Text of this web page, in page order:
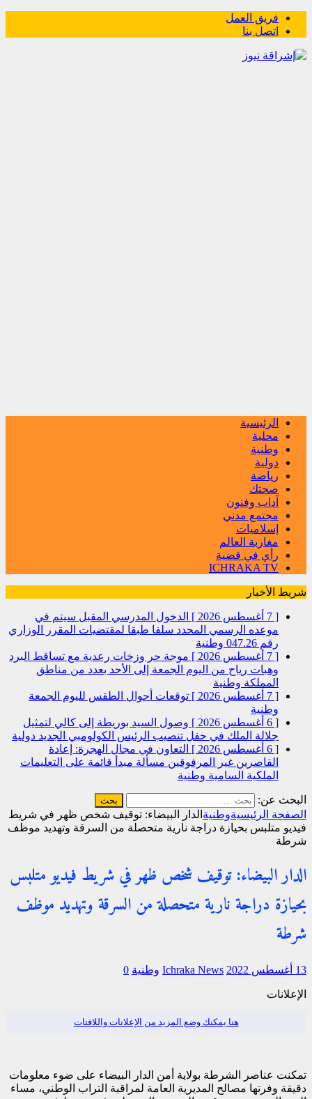
فريق العمل
اتصل بنا
الرئيسية
محلية
وطنية
دولية
رياضة
صحتك
آداب وفنون
مجتمع مدني
إسلاميات
مغاربة العالم
رأي في قضية
ICHRAKA TV
شريط الأخبار
[ 7 أغسطس 2026 ]
الدخول المدرسي المقبل سیتم في
موعده الرسمي المحدد سلفا طبقا لمقتضیات المقرر الوزاري
رقم 047.26
وطنية
[ 7 أغسطس 2026 ]
موجة حر وزخات رعدية مع تساقط البرد
وهبات رياح من اليوم الجمعة إلى الأحد بعدد من مناطق
المملكة وطنية
[ 7 أغسطس 2026 ]
توقعات أحوال الطقس لليوم الجمعة
وطنية
[ 6 أغسطس 2026 ]
وصول السيد بوريطة إلى كالي لتمثيل
جلالة الملك في حفل تنصيب الرئيس الكولومبي الجديد دولية
[ 6 أغسطس 2026 ]
التعاون في مجال الهجرة: إعادة
القاصرين غير المرفوقين مسألة مبدأ قائمة على التعليمات
الملكية السامية وطنية
البحث عن:
الصفحة الرئيسيةوطنية الدار البيضاء: توقيف شخص ظهر في شريط
فيديو متلبس بحيازة دراجة نارية متحصلة من السرقة وتهديد موظف
شرطة
الدار البيضاء: توقيف شخص ظهر في شريط فيديو متلبس
بحيازة دراجة نارية متحصلة من السرقة وتهديد موظف
شرطة
13 أغسطس 2022 Ichraka News وطنية 0
الإعلانات
هنا يمكنك وضع المزيد من الإعلانات واللافتات
تمكنت عناصر الشرطة بولاية أمن الدار البيضاء على ضوء معلومات
دقيقة وفرتها مصالح المديرية العامة لمراقبة التراب الوطني، مساء